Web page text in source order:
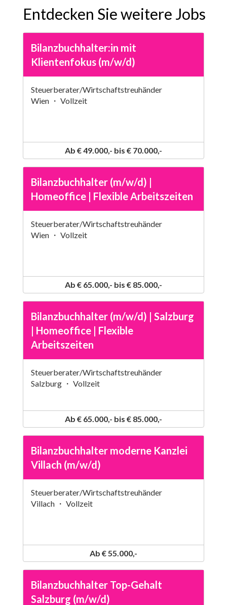
Entdecken Sie weitere Jobs
Bilanzbuchhalter:in mit
Klientenfokus (m/w/d)
Steuerberater/Wirtschaftstreuhänder
Wien ・ Vollzeit
Ab € 49.000,- bis € 70.000,-
Bilanzbuchhalter (m/w/d) |
Homeoffice | Flexible Arbeitszeiten
Steuerberater/Wirtschaftstreuhänder
Wien ・ Vollzeit
Ab € 65.000,- bis € 85.000,-
Bilanzbuchhalter (m/w/d) | Salzburg
| Homeoffice | Flexible
Arbeitszeiten
Steuerberater/Wirtschaftstreuhänder
Salzburg ・ Vollzeit
Ab € 65.000,- bis € 85.000,-
Bilanzbuchhalter moderne Kanzlei
Villach (m/w/d)
Steuerberater/Wirtschaftstreuhänder
Villach ・ Vollzeit
Ab € 55.000,-
Bilanzbuchhalter Top-Gehalt
Salzburg (m/w/d)